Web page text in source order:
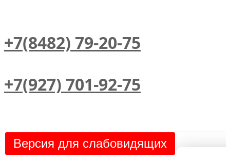
+7(8482) 79-20-75
+7(927) 701-92-75
Версия для слабовидящих